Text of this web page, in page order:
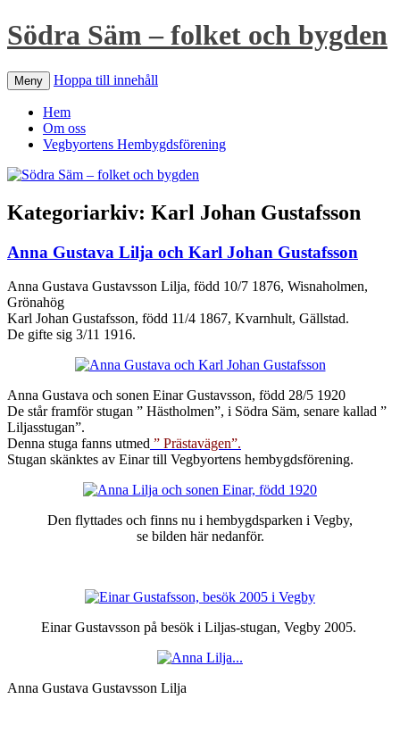
Södra Säm – folket och bygden
Meny Hoppa till innehåll
Hem
Om oss
Vegbyortens Hembygdsförening
Kategoriarkiv: Karl Johan Gustafsson
Anna Gustava Lilja och Karl Johan Gustafsson
Anna Gustava Gustavsson Lilja, född 10/7 1876, Wisnaholmen,
Grönahög
Karl Johan Gustafsson, född 11/4 1867, Kvarnhult, Gällstad.
De gifte sig 3/11 1916.
Anna Gustava och sonen Einar Gustavsson, född 28/5 1920
De står framför stugan ” Hästholmen”, i Södra Säm, senare kallad ”
Liljasstugan”.
Denna stuga fanns utmed ” Prästavägen”.
Stugan skänktes av Einar till Vegbyortens hembygdsförening.
Den flyttades och finns nu i hembygdsparken i Vegby,
se bilden här nedanför.
Einar Gustavsson på besök i Liljas-stugan, Vegby 2005.
Anna Gustava Gustavsson Lilja